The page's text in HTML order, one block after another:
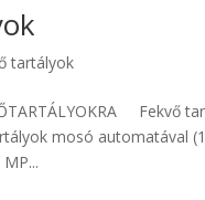
tartályok
Fekvő
mosó automatával